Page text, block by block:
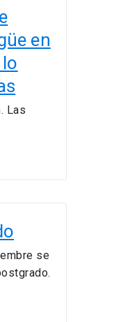
en
Las
se